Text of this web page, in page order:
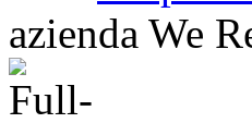
azienda We